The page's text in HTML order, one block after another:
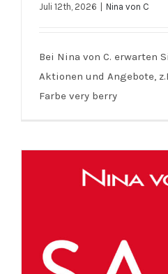
Nina von C. | -
Carola
Juli 12th, 2026 Nina von C
Bei Nina von C. erwarten
Aktionen und Angebote,
Farbe very berry